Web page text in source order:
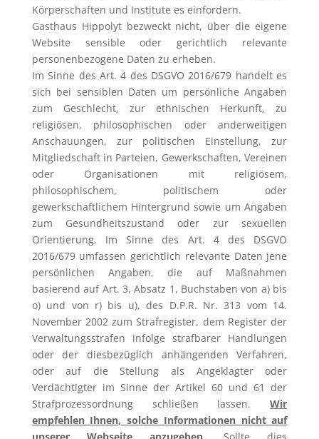
Körperschaften und Institute es einfordern.
Gasthaus Hippolyt bezweckt nicht, über die eigene
Website sensible oder gerichtlich relevante
personenbezogene Daten zu erheben.
Im Sinne des Art. 4 des DSGVO 2016/679 handelt es
sich bei sensiblen Daten um persönliche Angaben
zum Geschlecht, zur ethnischen Herkunft, zu
religiösen, philosophischen oder anderweitigen
Anschauungen, zur politischen Einstellung, zur
Mitgliedschaft in Parteien, Gewerkschaften, Vereinen
oder Organisationen mit religiösem,
philosophischem, politischem oder
gewerkschaftlichem Hintergrund sowie um Angaben
zum Gesundheitszustand oder zur sexuellen
Orientierung. Im Sinne des Art. 4 des DSGVO
2016/679 umfassen gerichtlich relevante Daten jene
persönlichen Angaben, die auf Maßnahmen
basierend auf Art. 3, Absatz 1, Buchstaben von a) bis
o) und von r) bis u), des D.P.R. Nr. 313 vom 14.
November 2002 zum Strafregister, dem Register der
Verwaltungsstrafen infolge strafbarer Handlungen
oder der diesbezüglich anhängenden Verfahren,
oder auf die Stellung als Angeklagter oder
Verdächtigter im Sinne der Artikel 60 und 61 der
Strafprozessordnung schließen lassen.Wir
empfehlen Ihnen, solche Informationen nicht auf